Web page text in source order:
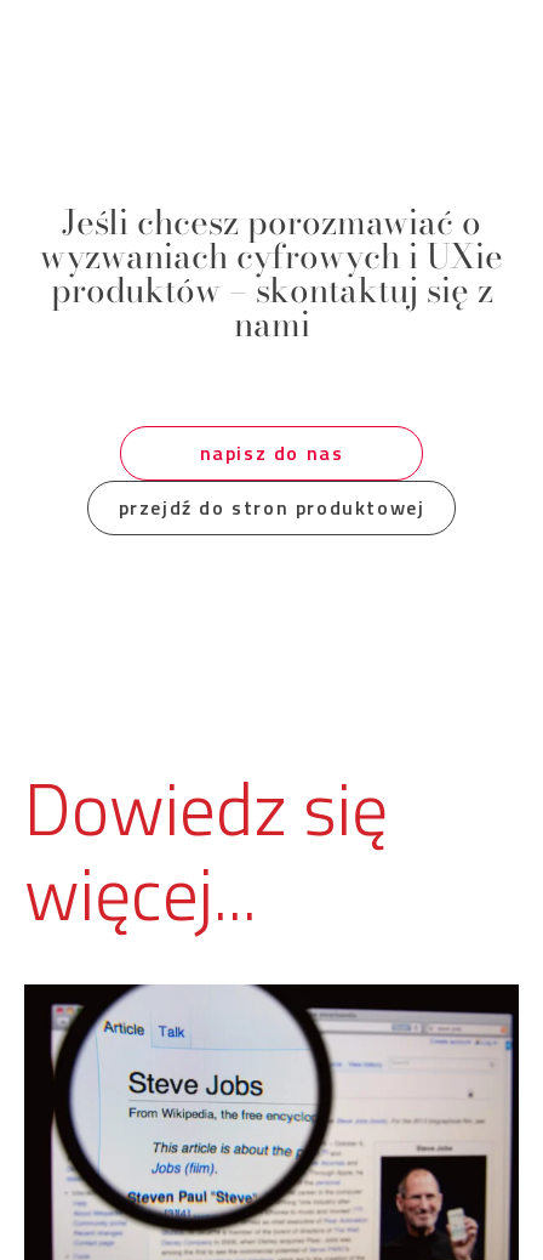
Jeśli chcesz porozmawiać o
wyzwaniach cyfrowych i UXie
produktów – skontaktuj się z
nami
napisz do nas
przejdź do stron produktowej
Dowiedz się
więcej...